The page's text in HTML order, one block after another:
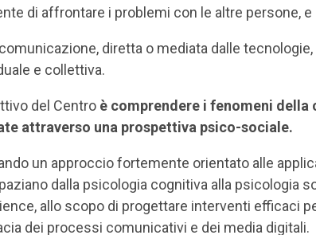
di affrontare i problemi con le altre persone,
diretta o mediata dalle
e collettiva.
del Centro è comprendere i fenomeni
attraverso una prospettiva psico-sociale.
un approccio fortemente orientato alle
dalla psicologia cognitiva alla psicologia
allo scopo di progettare interventi efficaci
dei processi comunicativi e dei media digitali.